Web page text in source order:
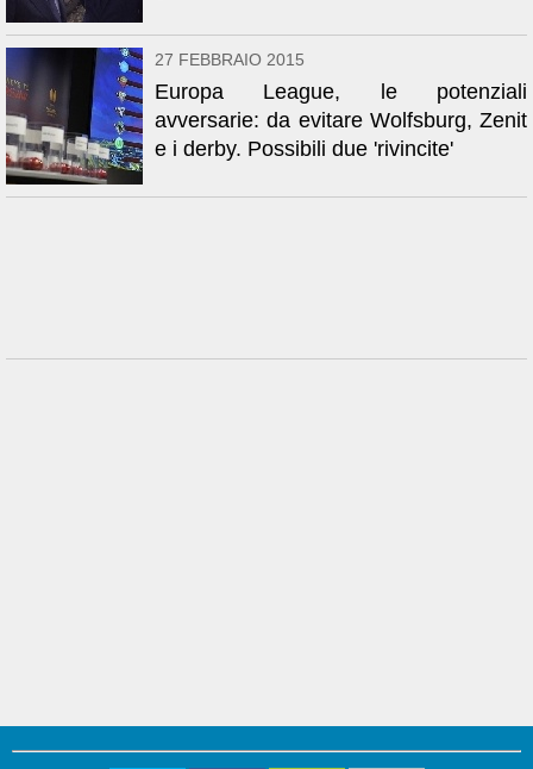
27 FEBBRAIO 2015
Europa League, le potenziali
avversarie: da evitare Wolfsburg, Zenit
e i derby. Possibili due 'rivincite'